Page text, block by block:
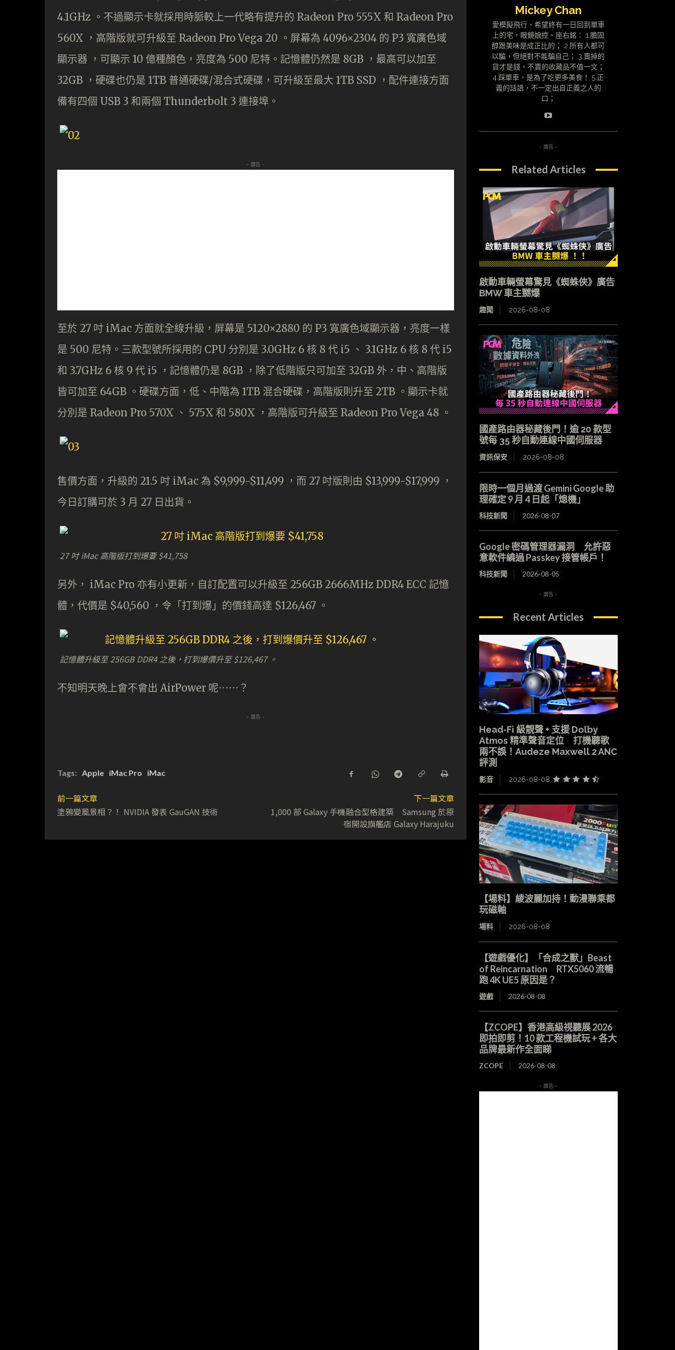
4.1GHz 。不過顯示卡就採用時脈較上一代略有提升的 Radeon Pro 555X 和 Radeon Pro
560X ，高階版就可升級至 Radeon Pro Vega 20 。屏幕為 4096×2304 的 P3 寬廣色域
顯示器 ，可顯示 10 億種顏色，亮度為 500 尼特。記憶體仍然是 8GB ，最高可以加至
32GB ，硬碟也仍是 1TB 普通硬碟/混合式硬碟，可升級至最大 1TB SSD ，配件連接方面
備有四個 USB 3 和兩個 Thunderbolt 3 連接埠。
- 廣告 -
至於 27 吋 iMac 方面就全線升級，屏幕是 5120×2880 的 P3 寬廣色域顯示器，亮度一樣
是 500 尼特。三款型號所採用的 CPU 分別是 3.0GHz 6 核 8 代 i5 、 3.1GHz 6 核 8 代 i5
和 3.7GHz 6 核 9 代 i5 ，記憶體仍是 8GB ，除了低階版只可加至 32GB 外，中、高階版
皆可加至 64GB 。硬碟方面，低、中階為 1TB 混合硬碟，高階版則升至 2TB 。顯示卡就
分別是 Radeon Pro 570X 、 575X 和 580X ，高階版可升級至 Radeon Pro Vega 48 。
售價方面，升級的 21.5 吋 iMac 為 $9,999-$11,499 ，而 27 吋版則由 $13,999-$17,999 ，
今日訂購可於 3 月 27 日出貨。
27 吋 iMac 高階版打到爆要 $41,758
另外， iMac Pro 亦有小更新，自訂配置可以升級至 256GB 2666MHz DDR4 ECC 記憶
體，代價是 $40,560 ，令「打到爆」的價錢高達 $126,467 。
記憶體升級至 256GB DDR4 之後，打到爆價升至 $126,467 。
不知明天晚上會不會出 AirPower 呢⋯⋯？
- 廣告 -
Tags: Apple iMac Pro iMac
前一篇文章
塗鴉變風景相？！ NVIDIA 發表 GauGAN 技術
下一篇文章
1,000 部 Galaxy 手機融合型格建築 Samsung 於原
宿開設旗艦店 Galaxy Harajuku
Mickey Chan
愛模擬飛行、希望終有一日回到單車
上的宅，眼鏡娘控。座右銘： 1.膽固
醇跟美味是成正比的； 2.所有人都可
以騙，但絕對不能騙自己； 3.賣掉的
貨才是錢，不賣的收藏品不值一文；
4.踩單車，是為了吃更多美食！ 5.正
義的話語，不一定出自正義之人的
口；
- 廣告 -
Related Articles
啟動車輛螢幕驚見《蜘蛛俠》廣告
BMW 車主嬲爆
趣聞 2026-08-08
國產路由器秘藏後門！逾 20 款型
號每 35 秒自動連線中國伺服器
資訊保安 2026-08-08
限時一個月過渡 Gemini Google 助
理確定 9 月 4 日起「熄機」
科技新聞 2026-08-07
Google 密碼管理器漏洞 允許惡
意軟件繞過 Passkey 接管帳戶！
科技新聞 2026-08-05
- 廣告 -
Recent Articles
Head-Fi 級靚聲 + 支援 Dolby
Atmos 精準聲音定位 打機聽歌
兩不誤！Audeze Maxwell 2 ANC
評測
影音 2026-08-08
【場料】綾波麗加持！動漫聯乘都
玩磁軸
場料 2026-08-08
【遊戲優化】「合成之獸」Beast
of Reincarnation RTX5060 流暢
跑 4K UE5 原因是？
遊戲 2026-08-08
【ZCOPE】香港高級視聽展 2026
即拍即剪！10 款工程機試玩 + 各大
品牌最新作全面睇
ZCOPE 2026-08-08
- 廣告 -